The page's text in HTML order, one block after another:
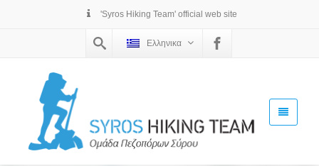
'Syros Hiking Team' official web site
Ελληνικα